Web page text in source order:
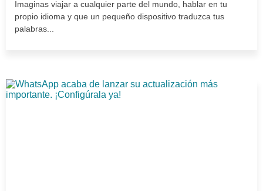
Imaginas viajar a cualquier parte del mundo, hablar en tu
propio idioma y que un pequeño dispositivo traduzca tus
palabras...